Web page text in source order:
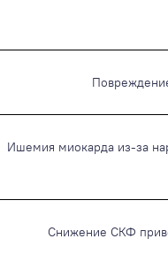
Ишемия миокарда из-за
Снижение СКФ